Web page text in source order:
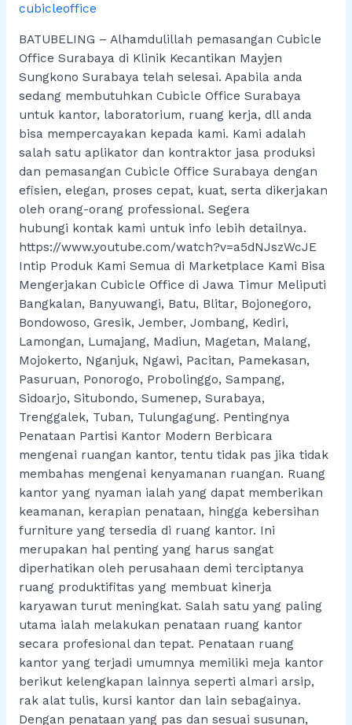
cubicleoffice
BATUBELING – Alhamdulillah pemasangan Cubicle
Office Surabaya di Klinik Kecantikan Mayjen
Sungkono Surabaya telah selesai. Apabila anda
sedang membutuhkan Cubicle Office Surabaya
untuk kantor, laboratorium, ruang kerja, dll anda
bisa mempercayakan kepada kami. Kami adalah
salah satu aplikator dan kontraktor jasa produksi
dan pemasangan Cubicle Office Surabaya dengan
efisien, elegan, proses cepat, kuat, serta dikerjakan
oleh orang-orang professional. Segera
hubungi kontak kami untuk info lebih detailnya.
https://www.youtube.com/watch?v=a5dNJszWcJE
Intip Produk Kami Semua di Marketplace Kami Bisa
Mengerjakan Cubicle Office di Jawa Timur Meliputi
Bangkalan, Banyuwangi, Batu, Blitar, Bojonegoro,
Bondowoso, Gresik, Jember, Jombang, Kediri,
Lamongan, Lumajang, Madiun, Magetan, Malang,
Mojokerto, Nganjuk, Ngawi, Pacitan, Pamekasan,
Pasuruan, Ponorogo, Probolinggo, Sampang,
Sidoarjo, Situbondo, Sumenep, Surabaya,
Trenggalek, Tuban, Tulungagung. Pentingnya
Penataan Partisi Kantor Modern Berbicara
mengenai ruangan kantor, tentu tidak pas jika tidak
membahas mengenai kenyamanan ruangan. Ruang
kantor yang nyaman ialah yang dapat memberikan
keamanan, kerapian penataan, hingga kebersihan
furniture yang tersedia di ruang kantor. Ini
merupakan hal penting yang harus sangat
diperhatikan oleh perusahaan demi terciptanya
ruang produktifitas yang membuat kinerja
karyawan turut meningkat. Salah satu yang paling
utama ialah melakukan penataan ruang kantor
secara profesional dan tepat. Penataan ruang
kantor yang terjadi umumnya memiliki meja kantor
berikut kelengkapan lainnya seperti almari arsip,
rak alat tulis, kursi kantor dan lain sebagainya.
Dengan penataan yang pas dan sesuai susunan,
Klinik
Surabaya